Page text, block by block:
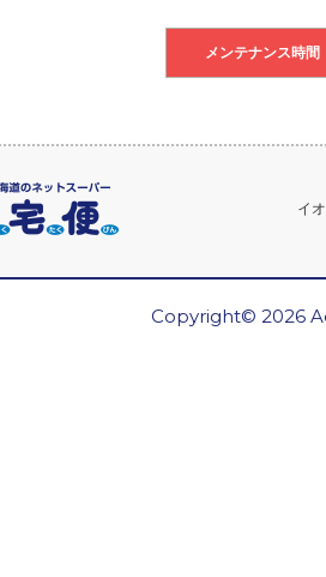
メンテナンス時間
イ
Copyright© 2026